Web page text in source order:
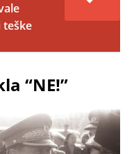
teške
“NE!”